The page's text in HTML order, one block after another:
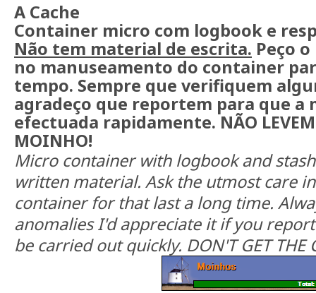
A Cache
Container micro com logbook e
Não tem material de escrita. Peço
no manuseamento do container
tempo. Sempre que verifiquem
agradeço que reportem para que a
efectuada rapidamente. NÃO LEVEM
MOINHO!
Micro container with logbook and
written material. Ask the utmost care
container for that last a long time.
anomalies I'd appreciate it if you
be carried out quickly. DON'T GET THE